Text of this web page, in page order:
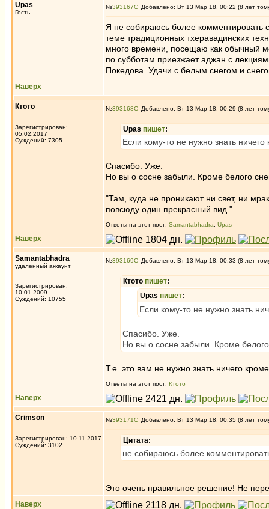
Upas
Гость
№393167 Добавлено: Вт 13 Мар 18, 00:22 (8 лет
Я не собираюсь более комментировать
теме традиционных тхеравадинских
много времени, посещаю как обычный
по субботам приезжает аджан с
Покедова. Удачи с белым снегом и
Наверх
Ктото
Зарегистрирован:
05.02.2017
Суждений: 7305
№393168 Добавлено: Вт 13 Мар 18, 00:29 (8 лет
Upas пишет:
Если кому-то не нужно знать
Спасибо. Уже.
Но вы о сосне забыли. Кроме белого
"Там, куда не проникают ни свет, ни
повсюду один прекрасный вид."
Ответы на этот пост: Samantabhadra Upas
Наверх
Samantabhadra
удаленный аккаунт
Зарегистрирован:
10.01.2009
Суждений: 10755
№393169 Добавлено: Вт 13 Мар 18, 00:33 (8 лет
Ктото пишет:
Upas пишет:
Если кому-то не нужно знать
Спасибо. Уже.
Но вы о сосне забыли. Кроме
Т.е. это вам не нужно знать ничего
Ответы на этот пост: Ктото
Наверх
Crimson
Зарегистрирован: 10.11.2017
Суждений: 3102
№393171 Добавлено: Вт 13 Мар 18, 00:35 (8 лет
Цитата:
не собираюсь более
Это очень правильное решение! Не
Наверх